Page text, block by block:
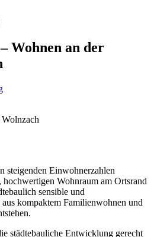
Wohnen an der
steigenden Einwohnerzahlen
hochwertigen Wohnraum am Ortsrand
sensible und
kompaktem Familienwohnen und
städtebauliche Entwicklung gerecht